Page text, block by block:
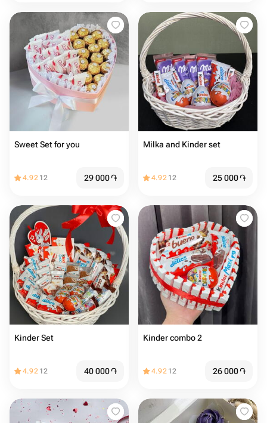
Sweet Set for you
4.92 12 29 000֏
Milka and Kinder set
4.92 12 25 000֏
Kinder Set
4.92 12 40 000֏
Kinder combo 2
4.92 12 26 000֏